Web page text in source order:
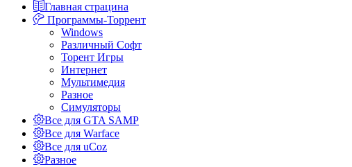
Главная страцина
Программы-Торрент
Windows
Различный Софт
Торент Игры
Интернет
Мультимедия
Разное
Симуляторы
Все для GTA SAMP
Все для Warface
Все для uCoz
Разное